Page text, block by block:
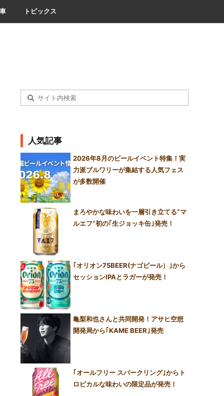
トピックス
人気記事
2026年8月のビールイベント特集！実
力派ブルワリーが集結する人気フェス
が多数開催
まろやかな味わいを一層引き立てる“マ
ルエフ”初の｢生ジョッキ缶｣発売！
｢オリオン75BEER(ナゴビール）｣から
セッションIPAとラガーが発売！
亀梨和也さんと共同開発！アサヒ空想
開発局から｢KAME BEER｣発売
｢オールフリー スパークリング｣からト
ロピカルな味わいの限定品が発売！